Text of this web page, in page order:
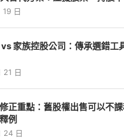
日
家族控股公司：傳承選錯工
21 日
正重點：舊股權出售可以不
例
24 日